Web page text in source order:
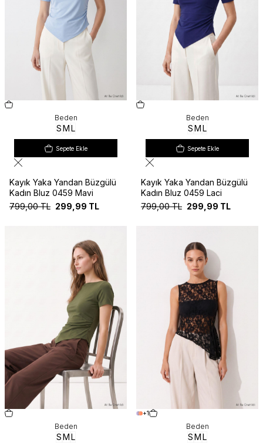
Beden
SML
Sepete Ekle
Kayık Yaka Yandan Büzgülü
Kadın Bluz 0459 Mavi
799,00TL 299,99 TL
Beden
SML
Sepete Ekle
Kayık Yaka Yandan Büzgülü
Kadın Bluz 0459 Laci
799,00TL 299,99 TL
Beden
SML
+1
Beden
SML